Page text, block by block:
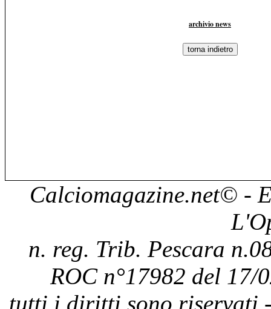
archivio news
Calciomagazine.net© -
n. reg. Trib. Pescara
ROC n°17982 del 17/
tutti i diritti sono riservati